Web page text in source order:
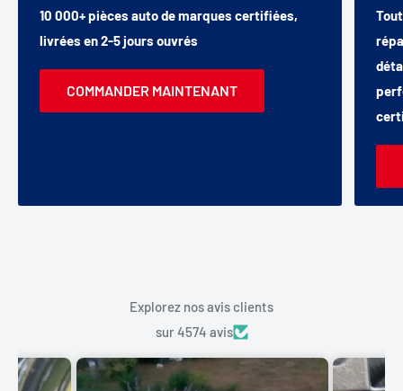
10 000+ pièces auto de marques certifiées,
livrées en 2-5 jours ouvrés
COMMANDER MAINTENANT
Explorez nos avis clients
sur 4574 avis